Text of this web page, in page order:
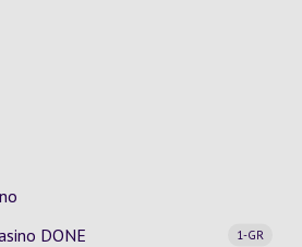
1-GR
DONE